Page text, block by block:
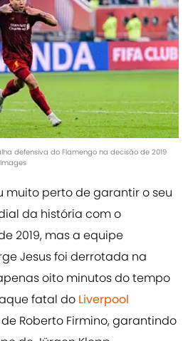
defensiva do Flamengo na decisão de 2019
muito perto de garantir o seu
da história com o
2019, mas a equipe
Jesus foi derrotada na
oito minutos do tempo
fatal do Liverpool
Roberto Firmino, garantindo